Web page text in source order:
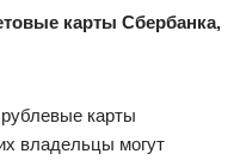
карты Сбербанка,
карты
владельцы могут